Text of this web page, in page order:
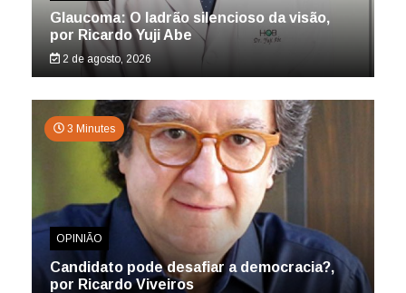
Glaucoma: O ladrão silencioso da visão,
por Ricardo Yuji Abe
2 de agosto, 2026
3 Minutes
OPINIÃO
Candidato pode desafiar a democracia?,
por Ricardo Viveiros